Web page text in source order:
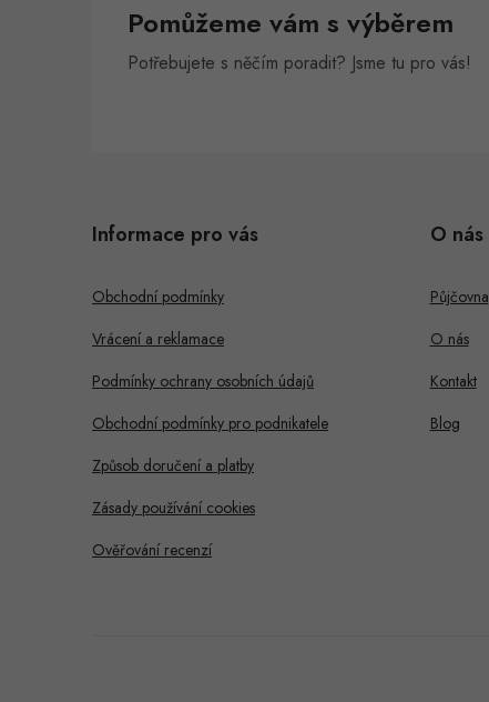
Pomůžeme vám s výběrem
Potřebujete s něčím poradit? Jsme tu pro vás!
Informace pro vás
Obchodní podmínky
Vrácení a reklamace
Podmínky ochrany osobních údajů
Obchodní podmínky pro podnikatele
Způsob doručení a platby
Zásady používání cookies
Ověřování recenzí
O nás
Půjčovna
O nás
Kontakt
Blog